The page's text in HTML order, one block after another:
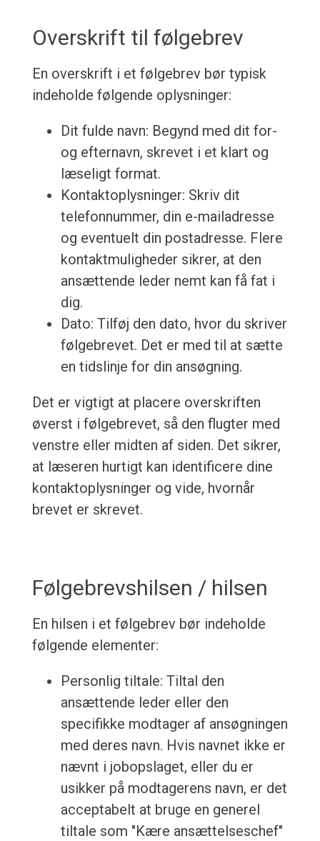
Overskrift til følgebrev
En overskrift i et følgebrev bør typisk
indeholde følgende oplysninger:
Dit fulde navn: Begynd med dit for-
og efternavn, skrevet i et klart og
læseligt format.
Kontaktoplysninger: Skriv dit
telefonnummer, din e-mailadresse
og eventuelt din postadresse. Flere
kontaktmuligheder sikrer, at den
ansættende leder nemt kan få fat i
dig.
Dato: Tilføj den dato, hvor du skriver
følgebrevet. Det er med til at sætte
en tidslinje for din ansøgning.
Det er vigtigt at placere overskriften
øverst i følgebrevet, så den flugter med
venstre eller midten af siden. Det sikrer,
at læseren hurtigt kan identificere dine
kontaktoplysninger og vide, hvornår
brevet er skrevet.
Følgebrevshilsen / hilsen
En hilsen i et følgebrev bør indeholde
følgende elementer:
Personlig tiltale: Tiltal den
ansættende leder eller den
specifikke modtager af ansøgningen
med deres navn. Hvis navnet ikke er
nævnt i jobopslaget, eller du er
usikker på modtagerens navn, er det
acceptabelt at bruge en generel
tiltale som "Kære ansættelseschef"